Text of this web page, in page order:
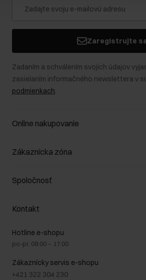
Zaregistrujte
Zadaním a schválením svojich údajov
zasielaním informačného newslettera v
podmienkach.
Online nakupovanie
Spravovať súbory cookie
Spôsob platby
Vrátenie
Zákaznícka zóna
Zákazníky klub
Pravidlá propagácie
Starostlivosť o kožu
Bezpečné nakupovanie
Blog
Najčastejšie kladené otázky (FAQ)
Spoločnosť
O nás
GDPR - Zásady ochrany osobných údajov
Právne informácie
Kontakt
Hotline e-shopu
po-pi: 09:00 – 17:00
Zákaznícky servis e-shopu
+421 322 304 230